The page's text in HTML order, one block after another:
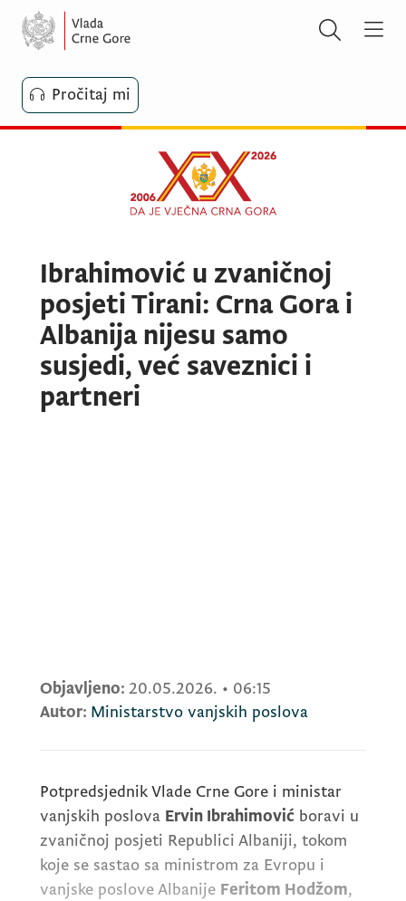
Pročitaj mi
Ibrahimović u zvaničnoj
posjeti Tirani: Crna Gora i
Albanija nijesu samo
susjedi, već saveznici i
partneri
Objavljeno: 20.05.2026. • 06:15
Autor: Ministarstvo vanjskih poslova
Potpredsjednik Vlade Crne Gore i ministar
vanjskih poslova Ervin Ibrahimović boravi u
zvaničnoj posjeti Republici Albaniji, tokom
koje se sastao sa ministrom za Evropu i
vanjske poslove Albanije Feritom Hodžom,